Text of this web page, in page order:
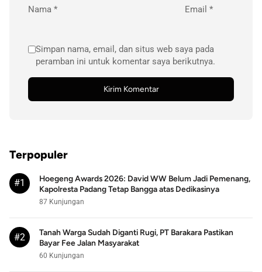
Nama * Email *
Simpan nama, email, dan situs web saya pada
peramban ini untuk komentar saya berikutnya.
Terpopuler
#1
Hoegeng Awards 2026: David WW Belum Jadi Pemenang,
Kapolresta Padang Tetap Bangga atas Dedikasinya
87 Kunjungan
#2
Tanah Warga Sudah Diganti Rugi, PT Barakara Pastikan
Bayar Fee Jalan Masyarakat
60 Kunjungan